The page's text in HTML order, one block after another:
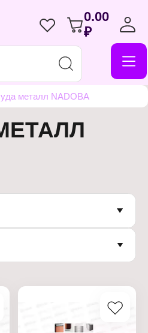
0.00
₽
металл NADOBA